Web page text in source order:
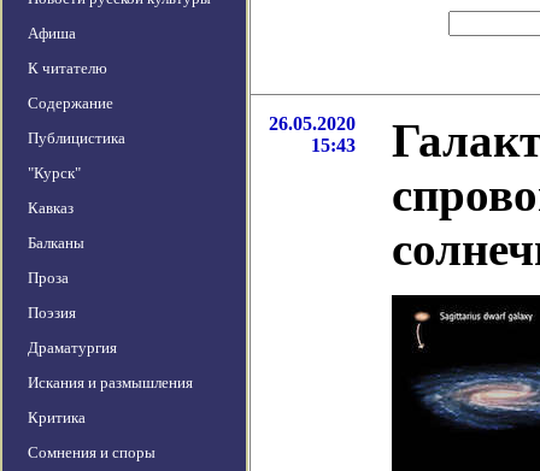
Афиша
К читателю
Содержание
Публицистика
"Курск"
Кавказ
Балканы
Проза
Поэзия
Драматургия
Искания и размышления
Критика
Сомнения и споры
26.05.2020
15:43